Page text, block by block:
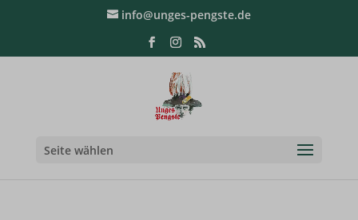
info@unges-pengste.de
Seite wählen